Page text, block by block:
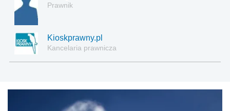
Prawnik
Kioskprawny.pl
Kancelaria prawnicza